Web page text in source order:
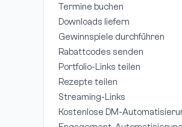
Termine buchen
Downloads liefern
Gewinnspiele durchführen
Rabattcodes senden
Portfolio-Links teilen
Rezepte teilen
Streaming-Links
Kostenlose DM-